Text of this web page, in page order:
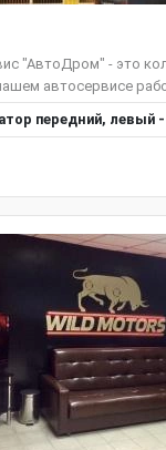
"АвтоДром" - это
автосервисе
передний, левый